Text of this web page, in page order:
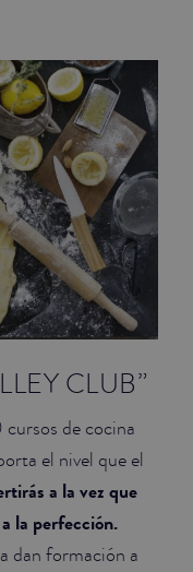
CLUB”
de cocina
el nivel que el
a la vez que
la perfección.
dan formación a